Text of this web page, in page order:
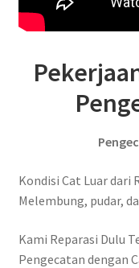
Kondisi Cat Luar dari
Melembung, pudar,
Kami Reparasi Dulu
Pengecatan dengan